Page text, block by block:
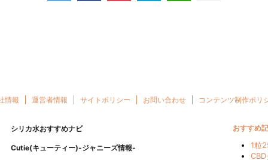
情報 運営者情報 サイトポリシー お問い合わせ コンテンツ制作ポリ
シリカ水おすすめナビ
Cutie(キューティー)-ジャニーズ情報-
おすすめ
1粒